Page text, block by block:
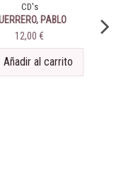
CD's
PABLO
12,00 €
Añadir al carrito